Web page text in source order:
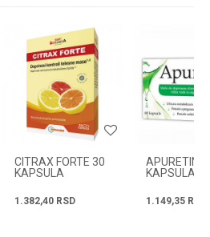
08h do 16h
CITRAX FORTE 30
KAPSULA
1.382,40 RSD
APURETIN
KAPSULA
1.149,35 RSD